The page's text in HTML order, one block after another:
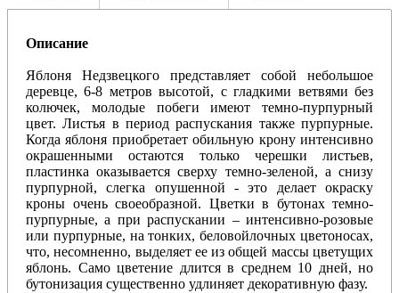
Описание
Яблоня Недзвецкого представляет собой небольшое
деревце, 6-8 метров высотой, с гладкими ветвями без
колючек, молодые побеги имеют темно-пурпурный
цвет. Листья в период распускания также пурпурные.
Когда яблоня приобретает обильную крону интенсивно
окрашенными остаются только черешки листьев,
пластинка оказывается сверху темно-зеленой, а снизу
пурпурной, слегка опушенной - это делает окраску
кроны очень своеобразной. Цветки в бутонах темно-
пурпурные, а при распускании – интенсивно-розовые
или пурпурные, на тонких, беловойлочных цветоносах,
что, несомненно, выделяет ее из общей массы цветущих
яблонь. Само цветение длится в среднем 10 дней, но
бутонизация существенно удлиняет декоративную фазу.